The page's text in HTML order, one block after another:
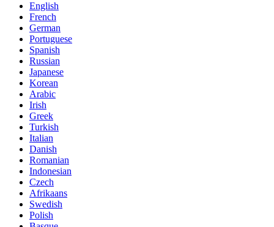
English
French
German
Portuguese
Spanish
Russian
Japanese
Korean
Arabic
Irish
Greek
Turkish
Italian
Danish
Romanian
Indonesian
Czech
Afrikaans
Swedish
Polish